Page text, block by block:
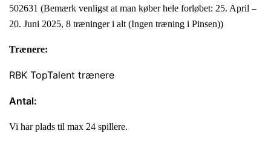
502631 (Bemærk venligst at man køber hele forløbet: 25. April –
20. Juni 2025, 8 træninger i alt (Ingen træning i Pinsen))
Trænere:
RBK TopTalent trænere
Antal:
Vi har plads til max 24 spillere.